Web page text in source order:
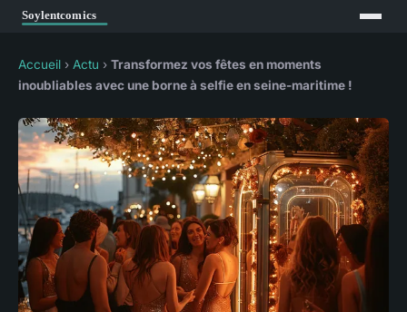
Accueil › Actu › Transformez vos fêtes en moments
inoubliables avec une borne à selfie en seine-maritime !